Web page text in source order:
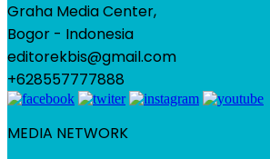
Graha Media Center,
Bogor - Indonesia
editorekbis@gmail.com
+628557777888
MEDIA NETWORK